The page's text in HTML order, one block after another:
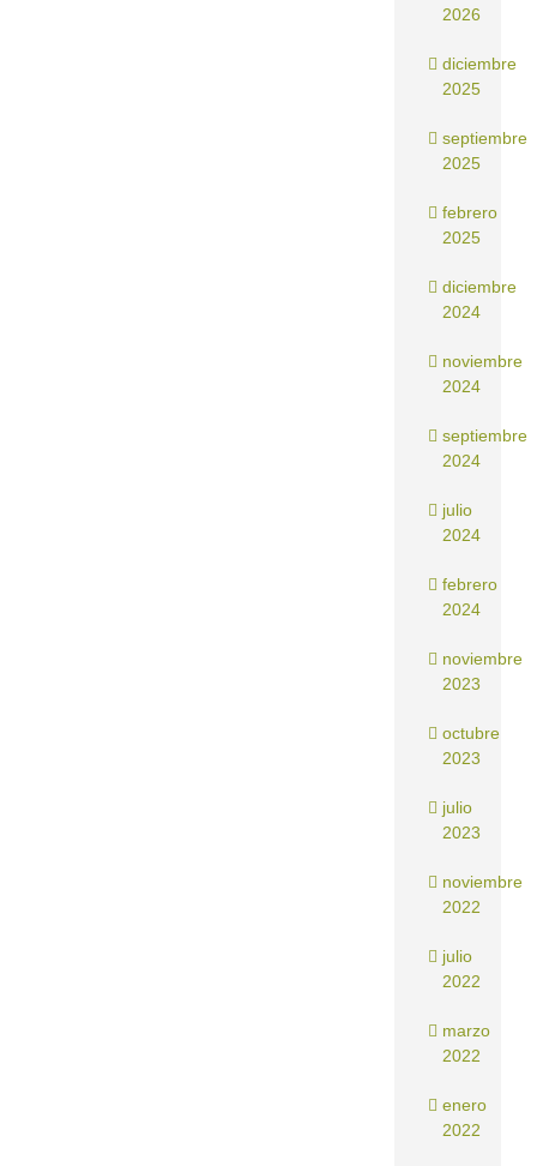
2026
diciembre
2025
septiembre
2025
febrero
2025
diciembre
2024
noviembre
2024
septiembre
2024
julio
2024
febrero
2024
noviembre
2023
octubre
2023
julio
2023
noviembre
2022
julio
2022
marzo
2022
enero
2022